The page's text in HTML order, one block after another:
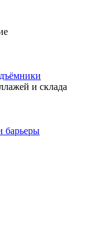
и склада
барьеры